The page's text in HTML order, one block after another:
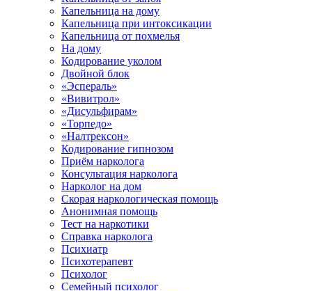
Капельница на дому
Капельница при интоксикации
Капельница от похмелья
На дому
Кодирование уколом
Двойной блок
«Эспераль»
«Вивитрол»
«Дисульфирам»
«Торпедо»
«Налтрексон»
Кодирование гипнозом
Приём нарколога
Консультация нарколога
Нарколог на дом
Скорая наркологическая помощь
Анонимная помощь
Тест на наркотики
Справка нарколога
Психиатр
Психотерапевт
Психолог
Семейный психолог